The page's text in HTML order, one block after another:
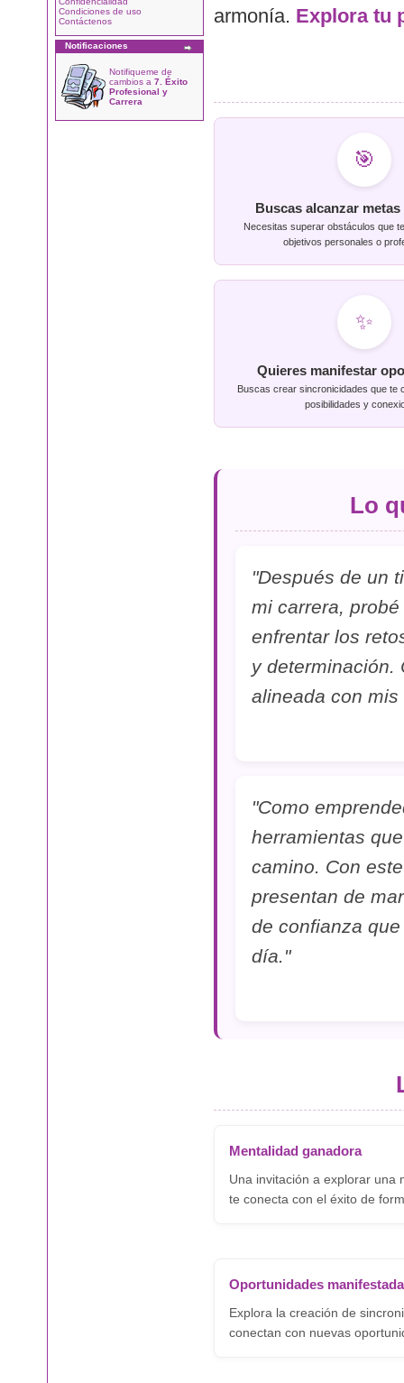
Condiciones de uso
Contáctenos
Notificaciones
Notifiqueme de
cambios a 7. Éxito
Profesional y
Carrera
armonía. Explora tu
🎯
Buscas alcanzar
Necesitas superar obstáculos que
objetivos personales o
✨
Quieres manifestar
Buscas crear sincronicidades que te
posibilidades y
Lo
"Después de un
mi carrera,
enfrentar los
y determinación.
alineada con
"Como
herramientas
camino. Con
presentan de
de confianza
día."
Mentalidad ganadora
Una invitación a explorar una
te conecta con el éxito de
Oportunidades
Explora la creación de
conectan con nuevas